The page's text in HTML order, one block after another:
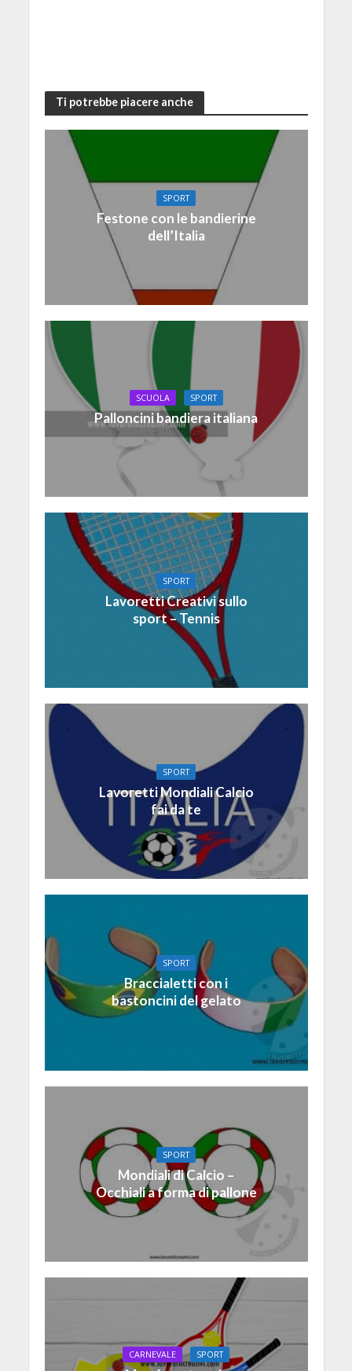
Ti potrebbe piacere anche
SPORT
Festone con le bandierine
dell’Italia
SCUOLA SPORT
Palloncini bandiera italiana
SPORT
Lavoretti Creativi sullo
sport – Tennis
SPORT
Lavoretti Mondiali Calcio
fai da te
SPORT
Braccialetti con i
bastoncini del gelato
SPORT
Mondiali di Calcio –
Occhiali a forma di pallone
CARNEVALE SPORT